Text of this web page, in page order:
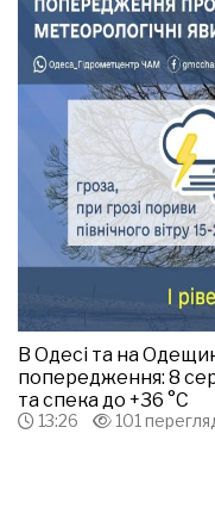
В Одесі та на
попередження: 8
та спека до +36 °С
13:26 101